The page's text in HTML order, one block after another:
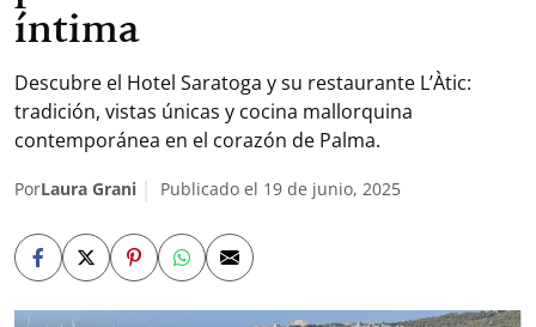
íntima
Descubre el Hotel Saratoga y su restaurante L’Àtic:
tradición, vistas únicas y cocina mallorquina
contemporánea en el corazón de Palma.
PorLaura Grani Publicado el 19 de junio, 2025